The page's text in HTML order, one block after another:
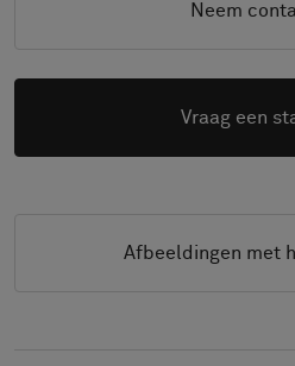
Neem
Vraag een
Afbeeldingen met